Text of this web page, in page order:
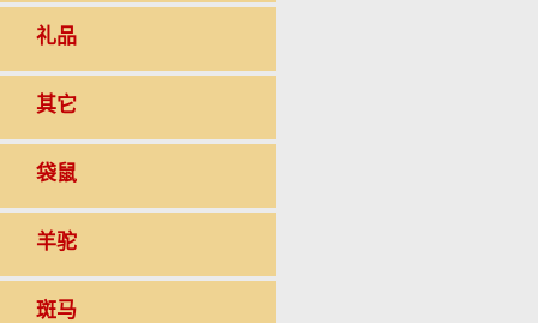
礼品
其它
袋鼠
羊驼
斑马